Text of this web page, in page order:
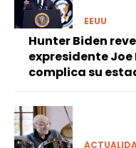
EEUU
Hunter Biden
expresidente
complica su